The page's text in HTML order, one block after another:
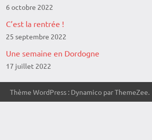
6 octobre 2022
C’est la rentrée !
25 septembre 2022
Une semaine en Dordogne
17 juillet 2022
Thème WordPress : Dynamico par ThemeZee.